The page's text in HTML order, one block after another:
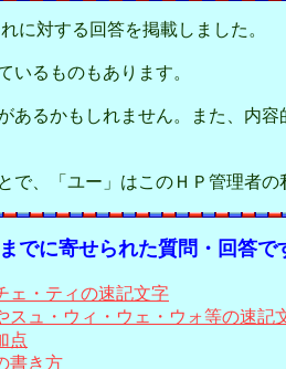
対する回答を掲載しました。
るものもあります。
るかもしれません。また、内
、「ユー」はこのＨＰ管理者の
でに寄せられた質問・回答で
・ティの速記文字
ュ・ウィ・ウェ・ウォ等の速記
点
書き方